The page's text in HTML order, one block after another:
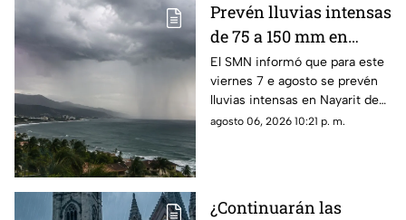
Prevén lluvias intensas
de 75 a 150 mm en
Nayarit este viernes 7
de agosto
El SMN informó que para este
viernes 7 e agosto se prevén
lluvias intensas en Nayarit de
75 a 150 mm
agosto 06, 2026 10:21 p. m.
¿Continuarán las